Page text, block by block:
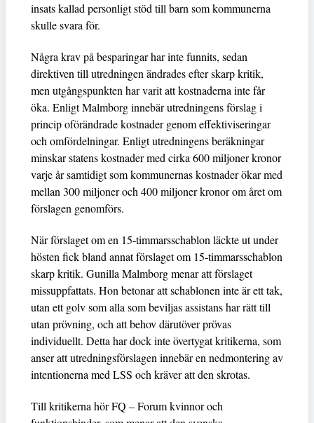
insats kallad personligt stöd till barn som kommunerna
skulle svara för.
Några krav på besparingar har inte funnits, sedan
direktiven till utredningen ändrades efter skarp kritik,
men utgångspunkten har varit att kostnaderna inte får
öka. Enligt Malmborg innebär utredningens förslag i
princip oförändrade kostnader genom effektiviseringar
och omfördelningar. Enligt utredningens beräkningar
minskar statens kostnader med cirka 600 miljoner kronor
varje år samtidigt som kommunernas kostnader ökar med
mellan 300 miljoner och 400 miljoner kronor om året om
förslagen genomförs.
När förslaget om en 15-timmarsschablon läckte ut under
hösten fick bland annat förslaget om 15-timmarsschablon
skarp kritik. Gunilla Malmborg menar att förslaget
missuppfattats. Hon betonar att schablonen inte är ett tak,
utan ett golv som alla som beviljas assistans har rätt till
utan prövning, och att behov därutöver prövas
individuellt. Detta har dock inte övertygat kritikerna, som
anser att utredningsförslagen innebär en nedmontering av
intentionerna med LSS och kräver att den skrotas.
Till kritikerna hör FQ – Forum kvinnor och